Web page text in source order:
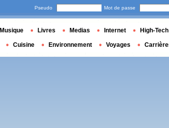
Pseudo Mot de passe
Musique Livres Medias Internet High-Tech
Cuisine Environnement Voyages